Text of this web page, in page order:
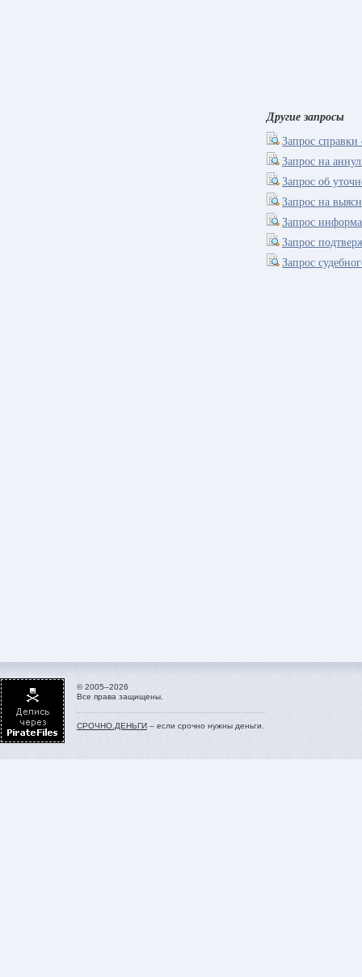
Другие запросы
Запрос справки
Запрос на
Запрос об
Запрос на
Запрос
Запрос
Запрос
© 2005–2026
Все права защищены.
СРОЧНО.ДЕНЬГИ – если срочно нужны деньги.